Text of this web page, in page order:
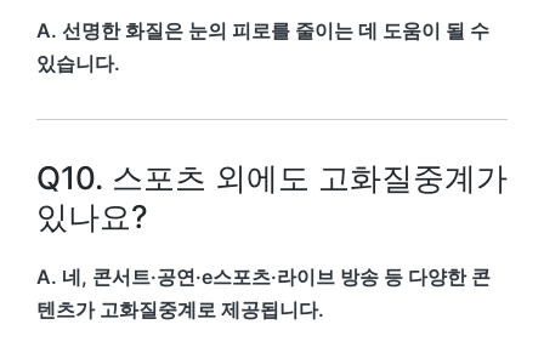
A. 선명한 화질은 눈의 피로를 줄이는 데 도움이 될 수
있습니다.
Q10. 스포츠 외에도 고화질중계가
있나요?
A. 네, 콘서트·공연·e스포츠·라이브 방송 등 다양한 콘
텐츠가 고화질중계로 제공됩니다.